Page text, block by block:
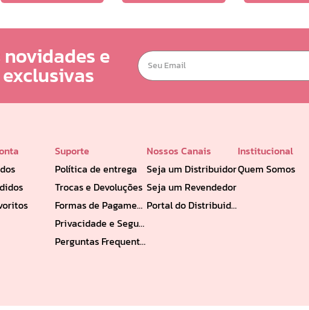
e
Suporte
Política de entrega
Trocas e Devoluções
Formas de Pagamento
Privacidade e Segurança
Perguntas Frequentes
Nossos Canais
Seja um Distribuidor
Seja um Revendedor
Portal do Distribuidor
Institucional
Quem Somos